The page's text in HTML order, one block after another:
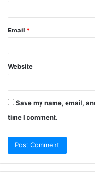
Email *
Website
Save my name, email,
time I comment.